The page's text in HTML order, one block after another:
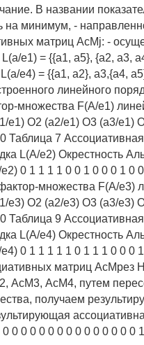
В названии
на минимум, -
матриц АсМj: -
e1) = {{a1, a5}, {a2, a3,
e4) = {{a1, a2}, a3,{a4,
линейного
множества F(A/e1)
e1) O2 (a2/e1) O3 (a3/e1)
Таблица 7
L(A/e2) Окрестность
0 1 1 1 1 0 0 1 0 0 0 1 0
множества F(A/e3)
e3) O2 (a2/e3) O3 (a3/e3)
Таблица 9
L(A/e4) Окрестность
0 1 1 1 1 1 0 1 1 1 0 0 0
матриц АсМрез
АсМ3, АсМ4, путем
получаем
0 0 0 0 0 0 0 0 0 0 0 0 0 0